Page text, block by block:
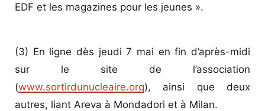
EDF et les magazines pour les jeunes ».
(3) En ligne dès jeudi 7 mai en fin d’après-midi
sur le site de l’association
(www.sortirdunucleaire.org), ainsi que deux
autres, liant Areva à Mondadori et à Milan.